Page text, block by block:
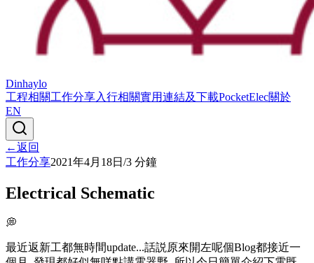
Dinhaylo
工程相關工作分享入行相關實用連結及下載PocketElec關於
EN
←返回
工作分享2021年4月18日 /3 分鐘
Electrical Schematic
💭
最近返新工都無時間update...話説原來開左呢個Blog都接近一